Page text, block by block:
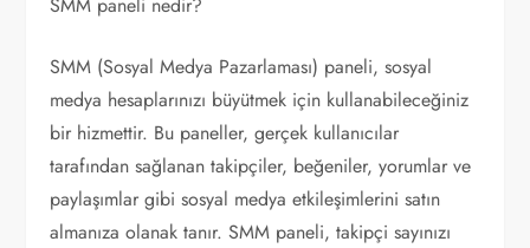
SMM paneli nedir?
SMM (Sosyal Medya Pazarlaması) paneli, sosyal
medya hesaplarınızı büyütmek için kullanabileceğiniz
bir hizmettir. Bu paneller, gerçek kullanıcılar
tarafından sağlanan takipçiler, beğeniler, yorumlar ve
paylaşımlar gibi sosyal medya etkileşimlerini satın
almanıza olanak tanır. SMM paneli, takipçi sayınızı